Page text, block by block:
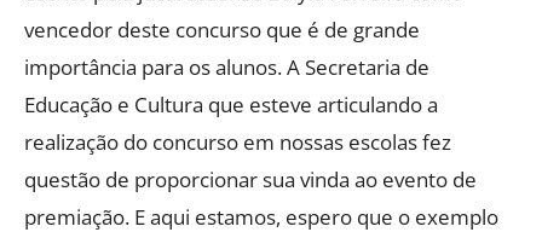
vencedor deste concurso que é de grande
importância para os alunos. A Secretaria de
Educação e Cultura que esteve articulando a
realização do concurso em nossas escolas fez
questão de proporcionar sua vinda ao evento de
premiação. E aqui estamos, espero que o exemplo